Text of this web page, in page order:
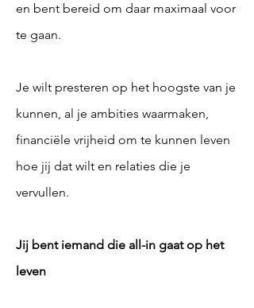
en bent bereid om daar maximaal voor
te gaan.
Je wilt presteren op het hoogste van je
kunnen, al je ambities waarmaken,
financiële vrijheid om te kunnen leven
hoe jij dat wilt en relaties die je
vervullen.
Jij bent iemand die all-in gaat op het
leven